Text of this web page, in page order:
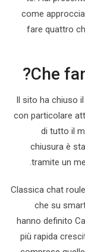
come
fare quattro
Che
Il sito ha chiuso
con particolare
di tutto il
chiusura è
tramite un
Classica chat
che su
hanno definito
più rapida